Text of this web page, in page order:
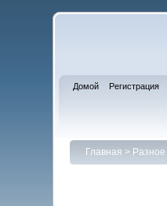
Домой Регистрация
Главная > Разное